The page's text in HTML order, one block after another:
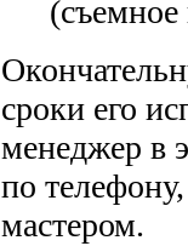
сроки его
менеджер в
по
мастером.